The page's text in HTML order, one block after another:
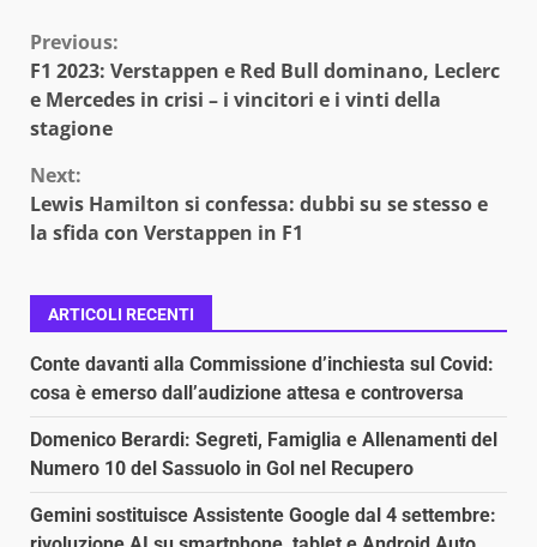
Continue
Reading
Previous:
F1 2023: Verstappen e Red Bull dominano, Leclerc
e Mercedes in crisi – i vincitori e i vinti della
stagione
Next:
Lewis Hamilton si confessa: dubbi su se stesso e
la sfida con Verstappen in F1
ARTICOLI RECENTI
Conte davanti alla Commissione d’inchiesta sul Covid:
cosa è emerso dall’audizione attesa e controversa
Domenico Berardi: Segreti, Famiglia e Allenamenti del
Numero 10 del Sassuolo in Gol nel Recupero
Gemini sostituisce Assistente Google dal 4 settembre: